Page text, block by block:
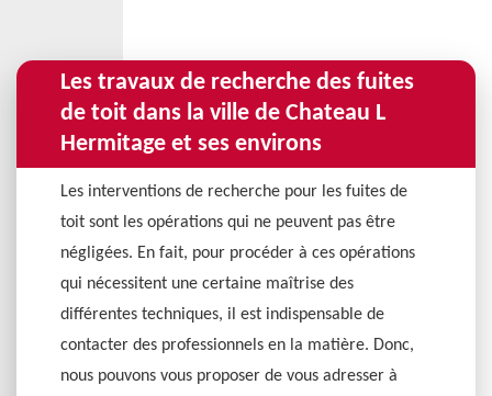
Les travaux de recherche des fuites
de toit dans la ville de Chateau L
Hermitage et ses environs
Les interventions de recherche pour les fuites de
toit sont les opérations qui ne peuvent pas être
négligées. En fait, pour procéder à ces opérations
qui nécessitent une certaine maîtrise des
différentes techniques, il est indispensable de
contacter des professionnels en la matière. Donc,
nous pouvons vous proposer de vous adresser à